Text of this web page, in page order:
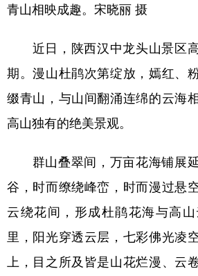
青山相映成趣。宋晓丽 摄
近日，陕西汉中龙头山景区
期。漫山杜鹃次第绽放，嫣红、
缀青山，与山间翻涌连绵的云海
高山独有的绝美景观。
群山叠翠间，万亩花海铺展
谷，时而缭绕峰峦，时而漫过悬
云绕花间，形成杜鹃花海与高
里，阳光穿透云层，七彩佛光凌
上，目之所及皆是山花烂漫、云